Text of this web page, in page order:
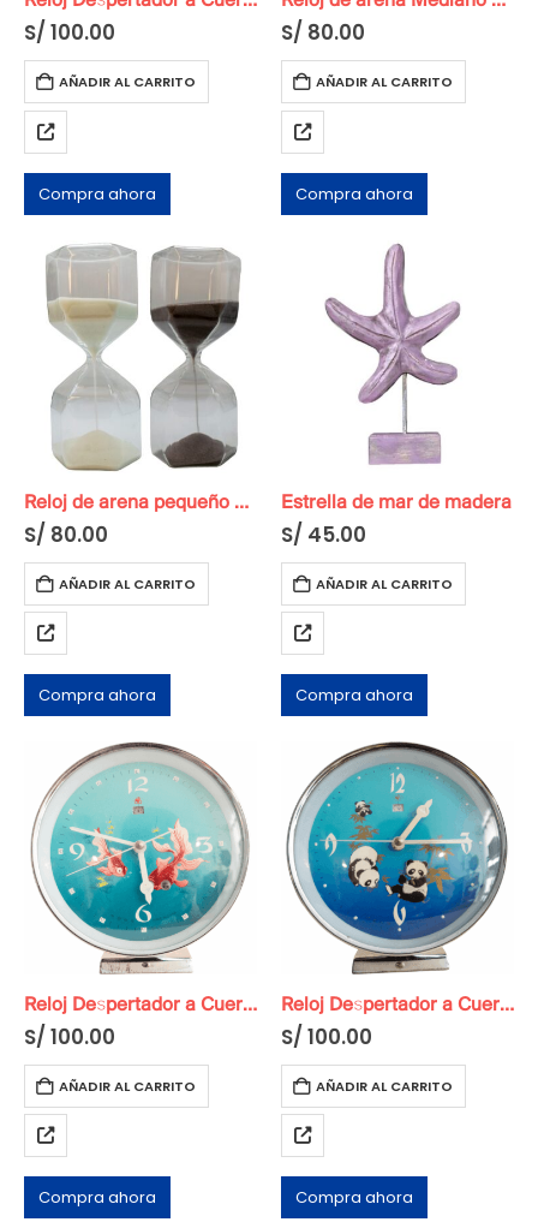
S/ 100.00
AÑADIR AL CARRITO
Compra ahora
S/ 80.00
AÑADIR AL CARRITO
Compra ahora
Reloj de arena pequeño Hexagonal
S/ 80.00
AÑADIR AL CARRITO
Compra ahora
Estrella de mar de madera
S/ 45.00
AÑADIR AL CARRITO
Compra ahora
Reloj Despertador a Cuerda Original
S/ 100.00
AÑADIR AL CARRITO
Compra ahora
Reloj Despertador a Cuerda Original
S/ 100.00
AÑADIR AL CARRITO
Compra ahora